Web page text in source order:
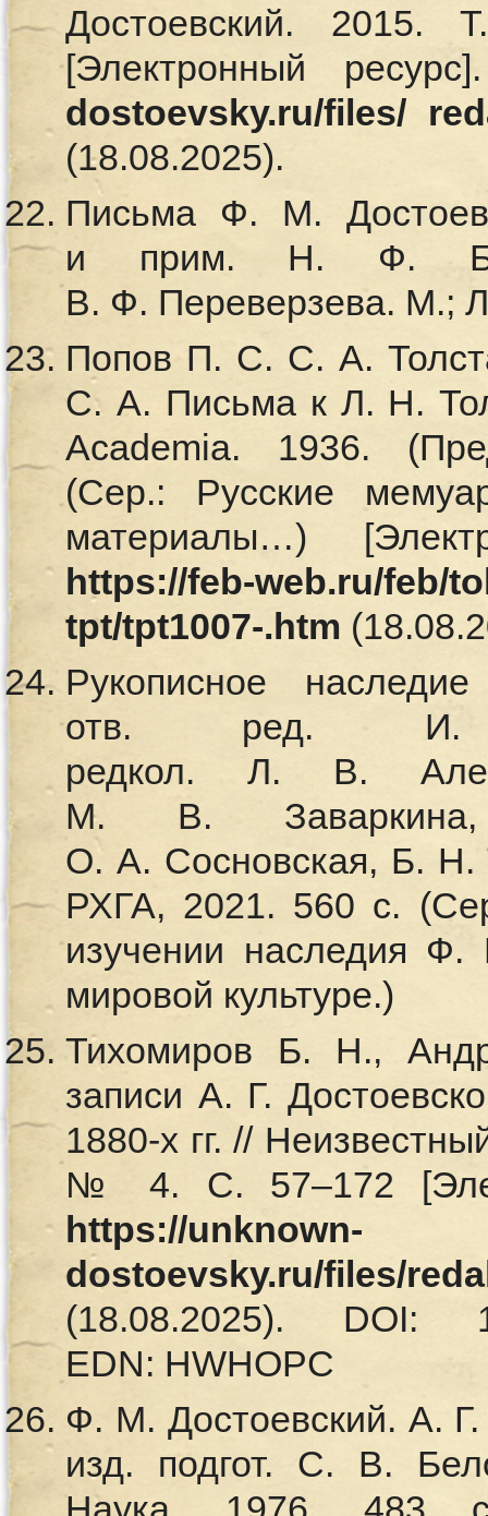
Достоевский.
[Электронный
dostoevsky.ru/files/
(18.08.2025).
Письма Ф. М.
и прим. Н. Ф.
В. Ф. Переверзева. М.;
Попов П. С. С. А.
С. А. Письма к Л. Н.
Academia. 1936.
(Сер.: Русские
материалы…)
https://feb-web.ru/feb/
tpt/tpt1007-.htm
Рукописное
отв. ред. И.
редкол. Л. В.
М. В.
О. А. Сосновская, Б. Н.
РХГА, 2021. 560 с.
изучении наследия Ф.
мировой культуре.)
Тихомиров Б. Н.,
записи А. Г.
1880-х гг. //
№ 4. С. 57–172
https://unknown-
dostoevsky.ru/files/
(18.08.2025). DOI:
EDN: HWHOPC
Ф. М. Достоевский. А.
изд. подгот. С. В.